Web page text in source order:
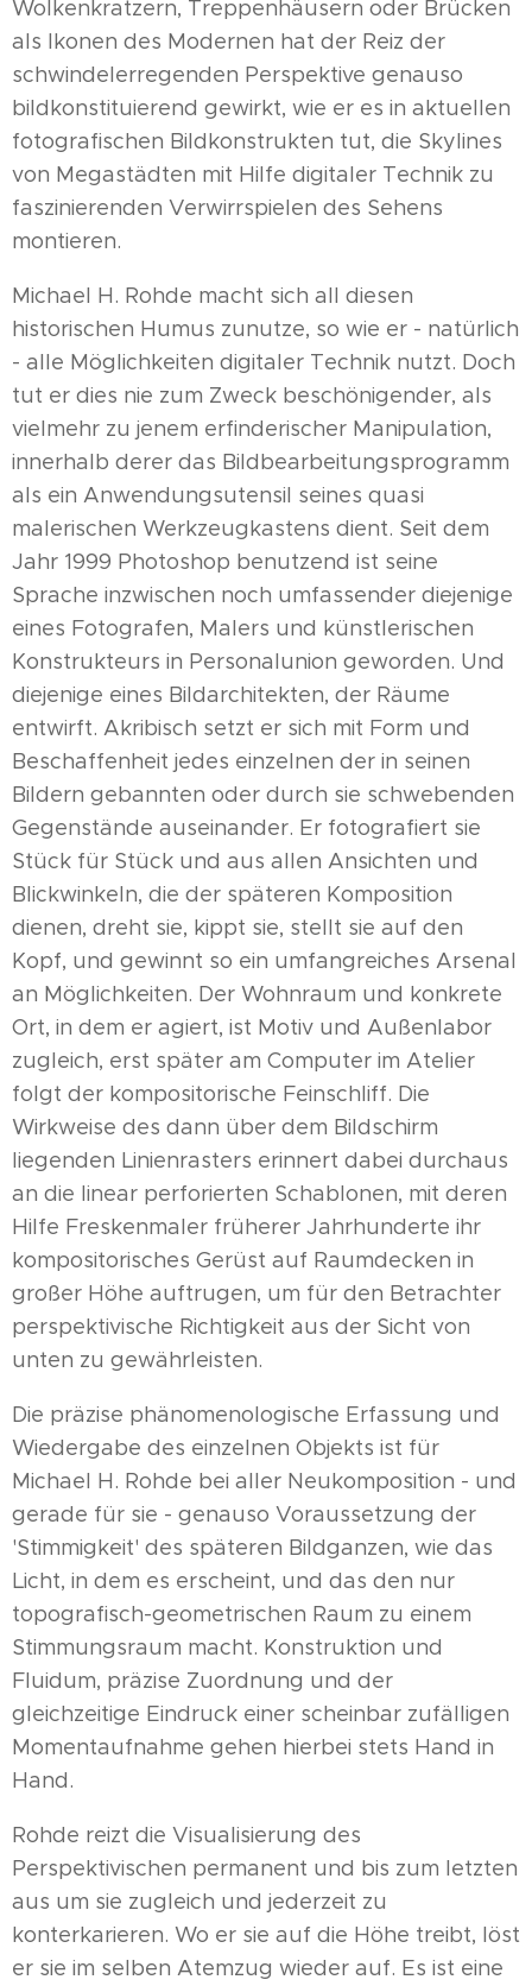
Wolkenkratzern, Treppenhäusern oder Brücken
als Ikonen des Modernen hat der Reiz der
schwindelerregenden Perspektive genauso
bildkonstituierend gewirkt, wie er es in aktuellen
fotografischen Bildkonstrukten tut, die Skylines
von Megastädten mit Hilfe digitaler Technik zu
faszinierenden Verwirrspielen des Sehens
montieren.
Michael H. Rohde macht sich all diesen
historischen Humus zunutze, so wie er - natürlich
- alle Möglichkeiten digitaler Technik nutzt. Doch
tut er dies nie zum Zweck beschönigender, als
vielmehr zu jenem erfinderischer Manipulation,
innerhalb derer das Bildbearbeitungsprogramm
als ein Anwendungsutensil seines quasi
malerischen Werkzeugkastens dient. Seit dem
Jahr 1999 Photoshop benutzend ist seine
Sprache inzwischen noch umfassender diejenige
eines Fotografen, Malers und künstlerischen
Konstrukteurs in Personalunion geworden. Und
diejenige eines Bildarchitekten, der Räume
entwirft. Akribisch setzt er sich mit Form und
Beschaffenheit jedes einzelnen der in seinen
Bildern gebannten oder durch sie schwebenden
Gegenstände auseinander. Er fotografiert sie
Stück für Stück und aus allen Ansichten und
Blickwinkeln, die der späteren Komposition
dienen, dreht sie, kippt sie, stellt sie auf den
Kopf, und gewinnt so ein umfangreiches Arsenal
an Möglichkeiten. Der Wohnraum und konkrete
Ort, in dem er agiert, ist Motiv und Außenlabor
zugleich, erst später am Computer im Atelier
folgt der kompositorische Feinschliff. Die
Wirkweise des dann über dem Bildschirm
liegenden Linienrasters erinnert dabei durchaus
an die linear perforierten Schablonen, mit deren
Hilfe Freskenmaler früherer Jahrhunderte ihr
kompositorisches Gerüst auf Raumdecken in
großer Höhe auftrugen, um für den Betrachter
perspektivische Richtigkeit aus der Sicht von
unten zu gewährleisten.
Die präzise phänomenologische Erfassung und
Wiedergabe des einzelnen Objekts ist für
Michael H. Rohde bei aller Neukomposition - und
gerade für sie - genauso Voraussetzung der
'Stimmigkeit' des späteren Bildganzen, wie das
Licht, in dem es erscheint, und das den nur
topografisch-geometrischen Raum zu einem
Stimmungsraum macht. Konstruktion und
Fluidum, präzise Zuordnung und der
gleichzeitige Eindruck einer scheinbar zufälligen
Momentaufnahme gehen hierbei stets Hand in
Hand.
Rohde reizt die Visualisierung des
Perspektivischen permanent und bis zum letzten
aus um sie zugleich und jederzeit zu
konterkarieren. Wo er sie auf die Höhe treibt, löst
er sie im selben Atemzug wieder auf. Es ist eine